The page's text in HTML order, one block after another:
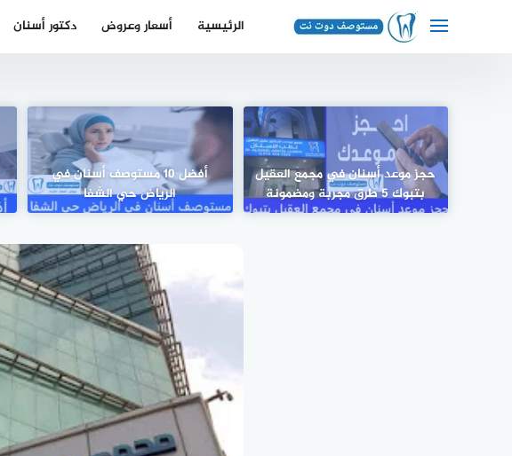
الرئيسية أسعار وعروض دكتور أسنان
حجز موعد أسنان في مجمع العقيل
بتبوك 5 طرق مجربة ومضمونة
أفضل 10 مستوصف أسنان في
الرياض حي الشفا